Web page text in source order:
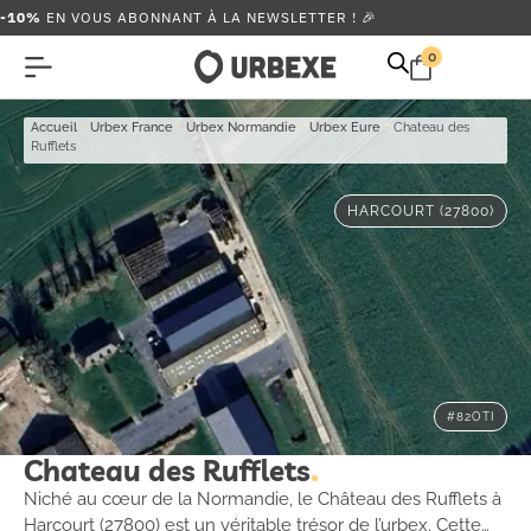
-10% EN VOUS ABONNANT À LA NEWSLETTER ! 🎉
0
Accueil - Urbex France - Urbex Normandie - Urbex Eure - Chateau des
Rufflets
HARCOURT (27800)
#82OTI
Chateau des Rufflets
Niché au cœur de la Normandie, le Château des Rufflets à
Harcourt (27800) est un véritable trésor de l’urbex. Cette